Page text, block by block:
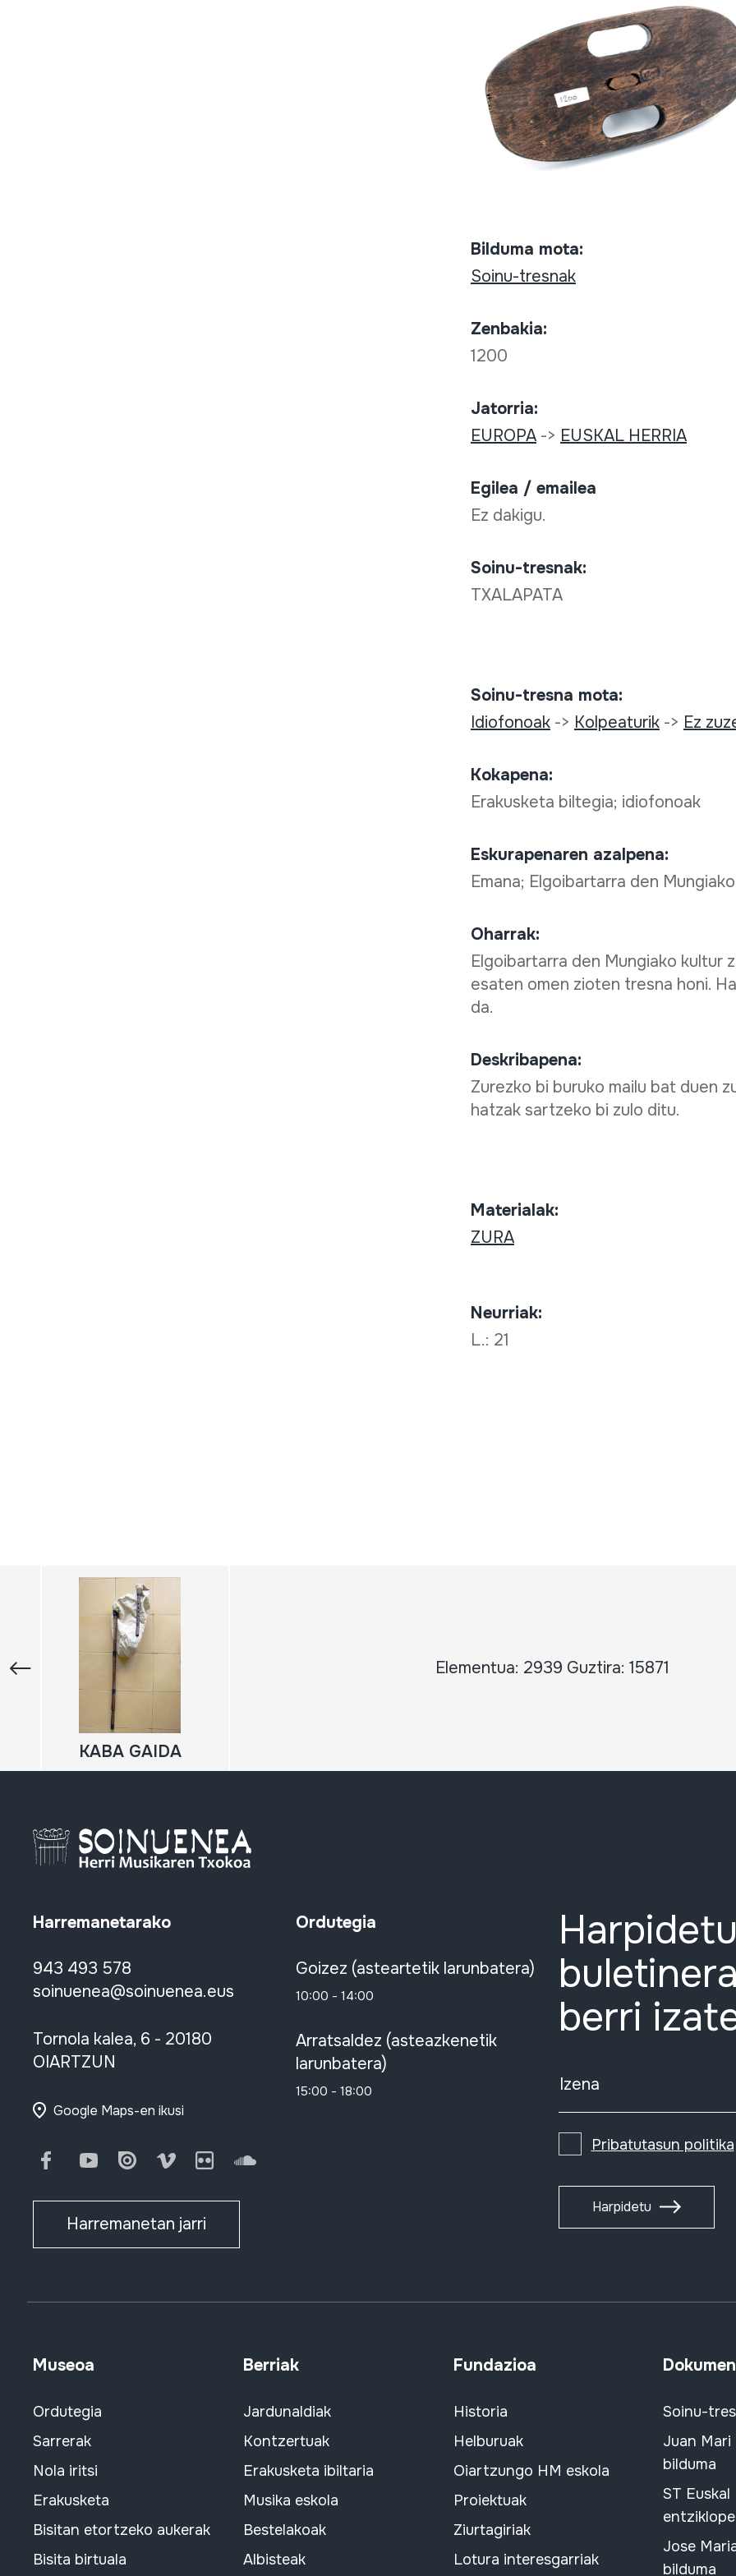
Bilduma mota:
Soinu-tresnak
Zenbakia:
1200
Jatorria:
EUROPA-> EUSKAL HERRIA
Egilea / emailea
Ez dakigu.
Soinu-tresnak:
TXALAPATA
Soinu-tresna mota:
Idiofonoak-> Kolpeaturik-> Ez
Kokapena:
Erakusketa biltegia; idiofonoak
Eskurapenaren azalpena:
Emana; Elgoibartarra den
Oharrak:
Elgoibartarra den Mungiako kultur
esaten omen zioten tresna honi.
da.
Deskribapena:
Zurezko bi buruko mailu bat duen
hatzak sartzeko bi zulo ditu.
Materialak:
ZURA
Neurriak:
L.: 21
Elementua: 2939 Guztira: 15871
KABA GAIDA
Harremanetarako
943 493 578
soinuenea@soinuenea.eus
Tornola kalea, 6 - 20180
OIARTZUN
Google Maps-en ikusi
FacebookYoutubeIssuu Vimeo FlickrSoundCloud
Harremanetan jarri
Ordutegia
Goizez (asteartetik larunbatera)
10:00 - 14:00
Arratsaldez (asteazkenetik
larunbatera)
15:00 - 18:00
berri
Izena
Pribatutasun politika
Harpidetu
Museoa
Ordutegia
Sarrerak
Nola iritsi
Erakusketa
Bisitan etortzeko aukerak
Bisita birtuala
Berriak
Jardunaldiak
Kontzertuak
Erakusketa ibiltaria
Musika eskola
Bestelakoak
Albisteak
Fundazioa
Historia
Helburuak
Oiartzungo HM eskola
Proiektuak
Ziurtagiriak
Lotura interesgarriak
Soinu-
Juan
bilduma
ST
Jose
bilduma